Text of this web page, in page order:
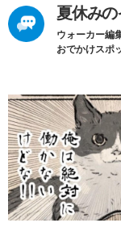
夏休み
ウォーカー編
おでかけスポ